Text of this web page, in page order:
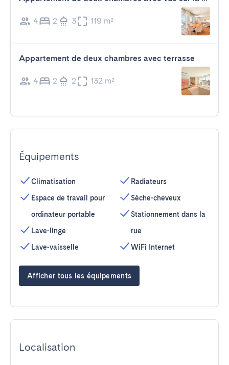
4 2 3 119 m²
Appartement de deux chambres avec terrasse
4 2 2 132 m²
Équipements
Climatisation
Espace de travail pour
ordinateur portable
Lave-linge
Lave-vaisselle
Radiateurs
Sèche-cheveux
Stationnement dans la
rue
WiFi Internet
Afficher tous les équipements
Localisation